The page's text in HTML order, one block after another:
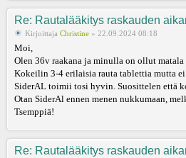
Re: Rautalääkitys raskauden
Kirjoittaja Christine » 22.09.2024 08:18
Moi,
Olen 36v raakana ja minulla on ollut
Kokeilin 3-4 erilaisia rauta tablettia mutta
SiderAL toimii tosi hyvin. Suosittelen että
Otan SiderAl ennen menen nukkumaan,
Tsemppiä!
Re: Rautalääkitys raskauden